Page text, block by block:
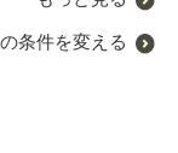
条件を変える